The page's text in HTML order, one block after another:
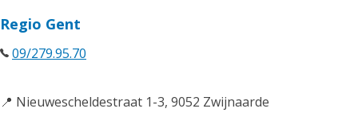
Regio Gent
09/279.95.70
📍 Nieuwescheldestraat 1-3, 9052 Zwijnaarde